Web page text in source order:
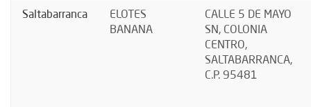
Saltabarranca
ELOTES
BANANA
CALLE 5 DE MAYO
SN, COLONIA
CENTRO,
SALTABARRANCA,
C.P. 95481